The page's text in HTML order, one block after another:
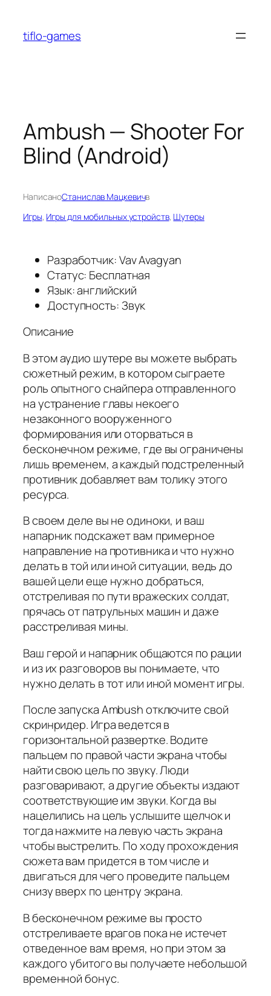
содержимому
tiflo-games
Ambush — Shooter For
Blind (Android)
НаписаноСтанислав Мацкевичв
Игры, Игры для мобильных устройств, Шутеры
Разработчик: Vav Avagyan
Статус: Бесплатная
Язык: английский
Доступность: Звук
Описание
В этом аудио шутере вы можете выбрать
сюжетный режим, в котором сыграете
роль опытного снайпера отправленного
на устранение главы некоего
незаконного вооруженного
формирования или оторваться в
бесконечном режиме, где вы ограничены
лишь временем, а каждый подстреленный
противник добавляет вам толику этого
ресурса.
В своем деле вы не одиноки, и ваш
напарник подскажет вам примерное
направление на противника и что нужно
делать в той или иной ситуации, ведь до
вашей цели еще нужно добраться,
отстреливая по пути вражеских солдат,
прячась от патрульных машин и даже
расстреливая мины.
Ваш герой и напарник общаются по рации
и из их разговоров вы понимаете, что
нужно делать в тот или иной момент игры.
После запуска Ambush отключите свой
скринридер. Игра ведется в
горизонтальной развертке. Водите
пальцем по правой части экрана чтобы
найти свою цель по звуку. Люди
разговаривают, а другие объекты издают
соответствующие им звуки. Когда вы
нацелились на цель услышите щелчок и
тогда нажмите на левую часть экрана
чтобы выстрелить. По ходу прохождения
сюжета вам придется в том числе и
двигаться для чего проведите пальцем
снизу вверх по центру экрана.
В бесконечном режиме вы просто
отстреливаете врагов пока не истечет
отведенное вам время, но при этом за
каждого убитого вы получаете небольшой
временной бонус.